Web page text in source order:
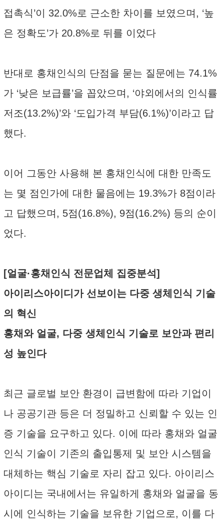
접촉식’이 32.0%로 근소한 차이를 보였으며, ‘높
은 정확도’가 20.8%로 뒤를 이었다
반대로 홍채인식의 단점을 묻는 질문에는 74.1%
가 ‘낮은 보급률’을 꼽았으며, ‘야외에서의 인식률
저조(13.2%)’와 ‘도입가격 부담(6.1%)’이라고 답
했다.
이어 그동안 사용해 본 홍채인식에 대한 만족도
는 몇 점인가에 대한 물음에는 19.3%가 8점이라
고 답했으며, 5점(16.8%), 9점(16.2%) 등의 순이
었다.
[얼굴·홍채인식 전문업체 집중분석]
아이리스아이디가 선보이는 다중 생체인식 기술
의 혁신
홍채와 얼굴, 다중 생체인식 기술로 보안과 편리
성 높인다
최근 글로벌 보안 환경이 급변함에 따라 기업이
나 공공기관 등은 더 정밀하고 신뢰할 수 있는 인
증 기술을 요구하고 있다. 이에 따라 홍채와 얼굴
인식 기술이 기존의 출입통제 및 보안 시스템을
대체하는 핵심 기술로 자리 잡고 있다. 아이리스
아이디는 국내에서는 유일하게 홍채와 얼굴을 동
시에 인식하는 기술을 보유한 기업으로, 이를 다